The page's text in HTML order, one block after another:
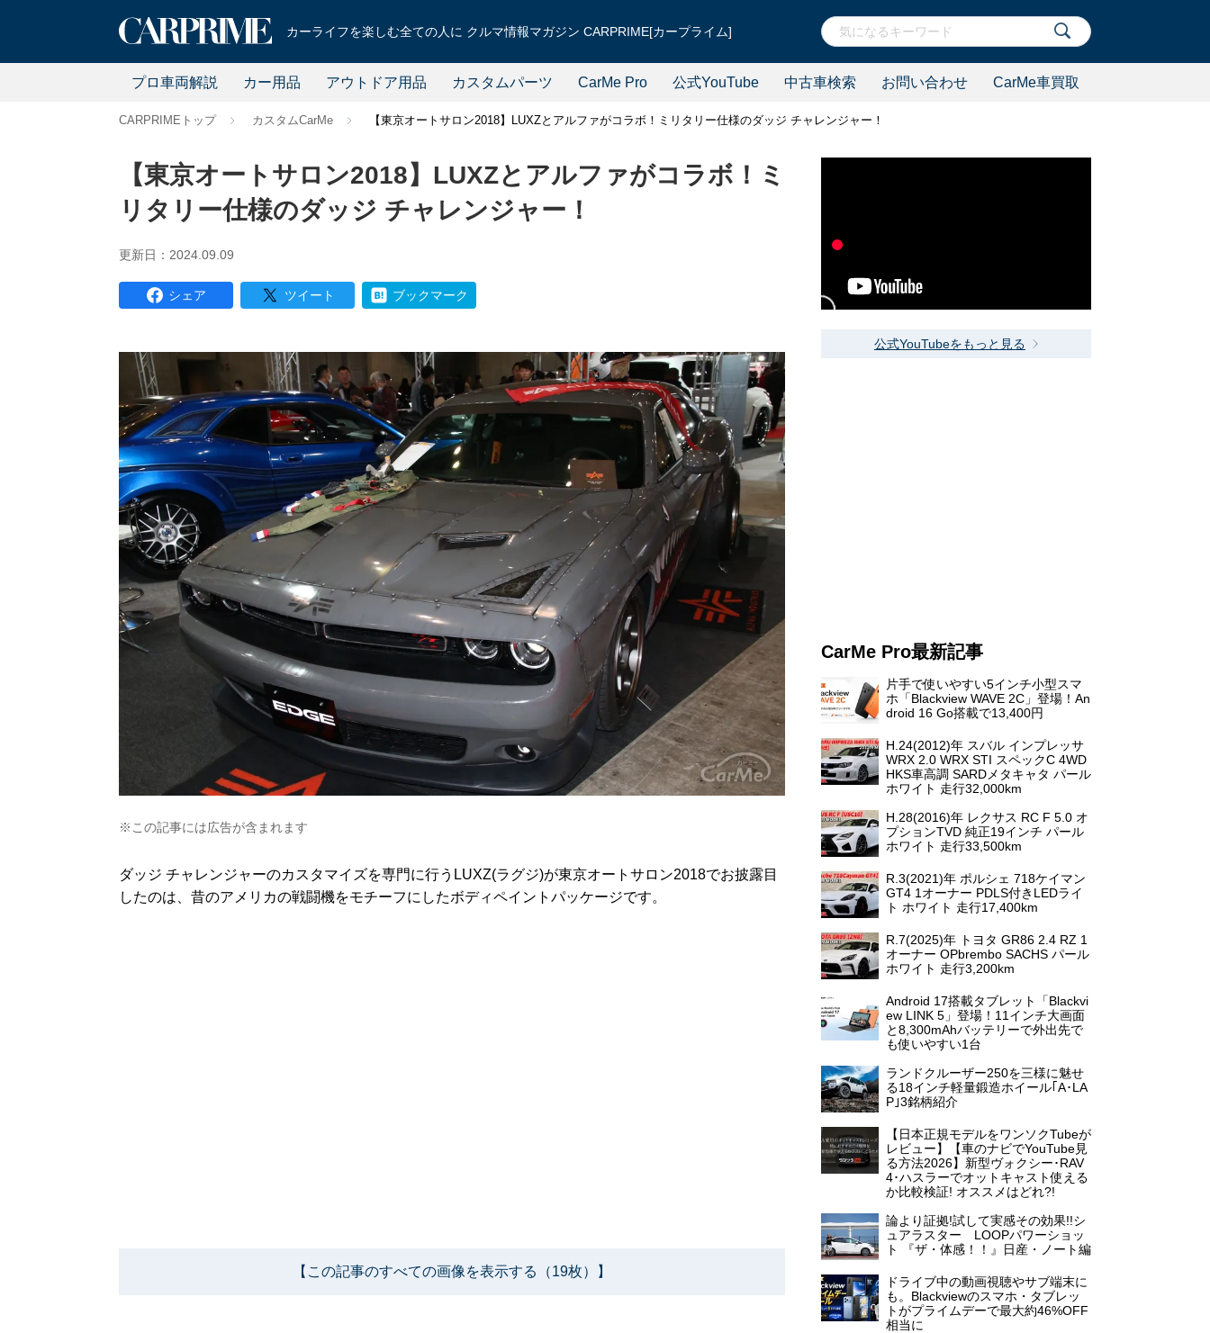
カーライフを楽しむ全ての人に クルマ情報マガジン CARPRIME[カープライム]
プロ車両解説 カー用品 アウトドア用品 カスタムパーツ CarMe Pro 公式YouTube 中古車検索 お問い合わせ CarMe車買取
CARPRIMEトップ カスタムCarMe 【東京オートサロン2018】LUXZとアルファがコラボ！ミリタリー仕様のダッジ チャレンジャー！
【東京オートサロン2018】LUXZとアルファがコラボ！ミ
リタリー仕様のダッジ チャレンジャー！
更新日：2024.09.09
シェア ツイート ブックマーク
※この記事には広告が含まれます
ダッジ チャレンジャーのカスタマイズを専門に行うLUXZ(ラグジ)が東京オートサロン2018でお披露目
したのは、昔のアメリカの戦闘機をモチーフにしたボディペイントパッケージです。
【この記事のすべての画像を表示する（19枚）】
公式YouTubeをもっと見る
CarMe Pro最新記事
片手で使いやすい5インチ小型スマ
ホ「Blackview WAVE 2C」登場！An
droid 16 Go搭載で13,400円
H.24(2012)年 スバル インプレッサ
WRX 2.0 WRX STI スペックC 4WD
HKS車高調 SARDメタキャタ パール
ホワイト 走行32,000km
H.28(2016)年 レクサス RC F 5.0 オ
プションTVD 純正19インチ パール
ホワイト 走行33,500km
R.3(2021)年 ポルシェ 718ケイマン
GT4 1オーナー PDLS付きLEDライ
ト ホワイト 走行17,400km
R.7(2025)年 トヨタ GR86 2.4 RZ 1
オーナー OPbrembo SACHS パール
ホワイト 走行3,200km
Android 17搭載タブレット「Blackvi
ew LINK 5」登場！11インチ大画面
と8,300mAhバッテリーで外出先で
も使いやすい1台
ランドクルーザー250を三様に魅せ
る18インチ軽量鍛造ホイール｢A･LA
P｣3銘柄紹介
【日本正規モデルをワンソクTubeが
レビュー】【車のナビでYouTube見
る方法2026】新型ヴォクシー･RAV
4･ハスラーでオットキャスト使える
か比較検証! オススメはどれ?!
論より証拠!試して実感その効果!!シ
ュアラスター LOOPパワーショッ
ト 『ザ・体感！！』日産・ノート編
ドライブ中の動画視聴やサブ端末に
も。Blackviewのスマホ・タブレッ
トがプライムデーで最大約46%OFF
相当に